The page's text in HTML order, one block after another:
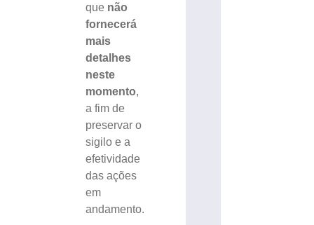
que não
fornecerá
mais
detalhes
neste
momento,
a fim de
preservar o
sigilo e a
efetividade
das ações
em
andamento.